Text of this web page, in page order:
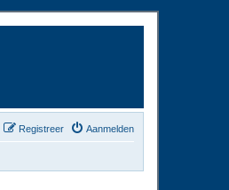
Aanmelden
Registreer